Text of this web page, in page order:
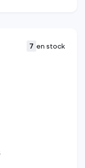
7 en stock